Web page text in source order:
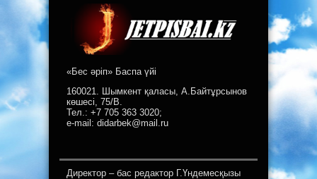
«Бес әріп» Баспа үйі
160021. Шымкент қаласы, А.Байтұрсынов
көшесі, 75/В.
Тел.: +7 705 363 3020;
e-mail: didarbek@mail.ru
Директор – бас редактор Г.Үндемесқызы